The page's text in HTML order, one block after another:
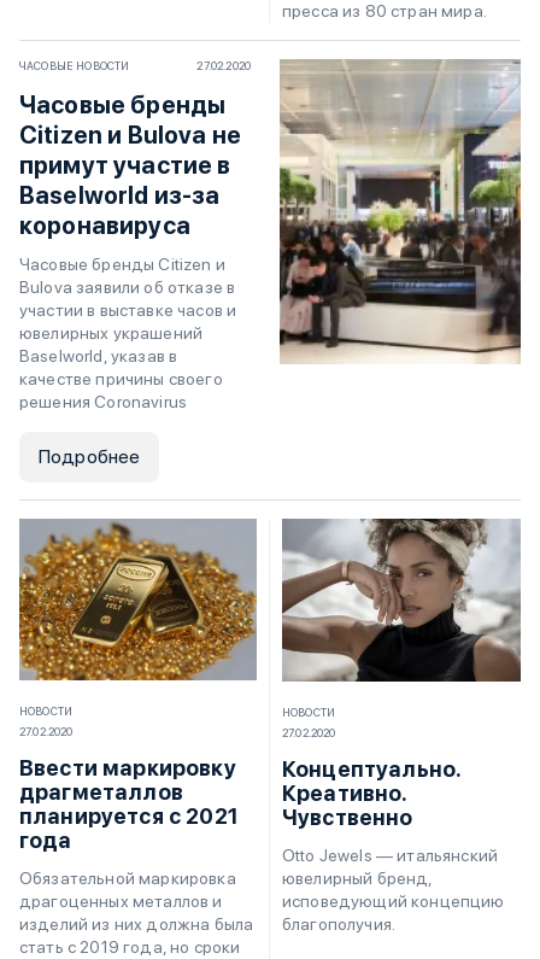
пресса из 80 стран мира.
ЧАСОВЫЕ НОВОСТИ 27.02.2020
Часовые бренды
Citizen и Bulova не
примут участие в
Baselworld из-за
коронавируса
Часовые бренды Citizen и
Bulova заявили об отказе в
участии в выставке часов и
ювелирных украшений
Baselworld, указав в
качестве причины своего
решения Coronavirus
Подробнее
НОВОСТИ
27.02.2020
Ввести маркировку
драгметаллов
планируется с 2021
года
Обязательной маркировка
драгоценных металлов и
изделий из них должна была
стать с 2019 года, но сроки
НОВОСТИ
27.02.2020
Концептуально.
Креативно.
Чувственно
Otto Jewels — итальянский
ювелирный бренд,
исповедующий концепцию
благополучия.